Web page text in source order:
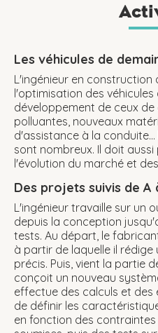
Les véhicules de
L'ingénieur en
l'optimisation des véhicules
développement de ceux
polluantes, nouveaux
d'assistance à la
sont nombreux. Il doit
l'évolution du marché et
Des projets suivis de A
L'ingénieur travaille sur un
depuis la conception
tests. Au départ, le
à partir de laquelle il
précis. Puis, vient la partie
conçoit un nouveau
effectue des calculs et des
de définir les
en fonction des